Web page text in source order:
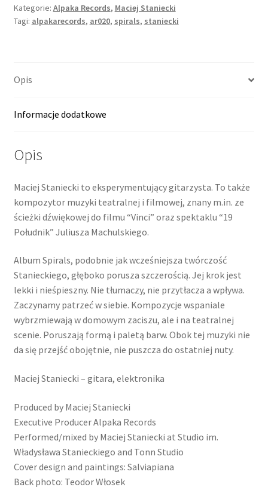
(AR020)
/
Kategorie: Alpaka Records, Maciej Staniecki
Tagi: alpakarecords, ar020, spirals, staniecki
Opis
Informacje dodatkowe
Opis
Maciej Staniecki to eksperymentujący gitarzysta. To także
kompozytor muzyki teatralnej i filmowej, znany m.in. ze
ścieżki dźwiękowej do filmu “Vinci” oraz spektaklu “19
Południk” Juliusza Machulskiego.
Album Spirals, podobnie jak wcześniejsza twórczość
Stanieckiego, głęboko porusza szczerością. Jej krok jest
lekki i nieśpieszny. Nie tłumaczy, nie przytłacza a wpływa.
Zaczynamy patrzeć w siebie. Kompozycje wspaniale
wybrzmiewają w domowym zaciszu, ale i na teatralnej
scenie. Poruszają formą i paletą barw. Obok tej muzyki nie
da się przejść obojętnie, nie puszcza do ostatniej nuty.
Maciej Staniecki – gitara, elektronika
Produced by Maciej Staniecki
Executive Producer Alpaka Records
Performed/mixed by Maciej Staniecki at Studio im.
Władysława Stanieckiego and Tonn Studio
Cover design and paintings: Salviapiana
Back photo: Teodor Włosek